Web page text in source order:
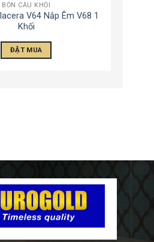
BỒN CẦU KHỐI
V64 Nắp Êm V68 1
Khối
ĐẶT MUA